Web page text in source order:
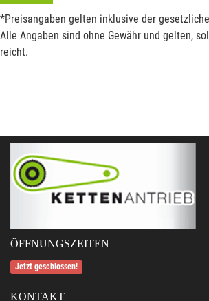
*Preisangaben gelten inklusive der
Alle Angaben sind ohne Gewähr und gelten,
reicht.
ÖFFNUNGSZEITEN
Jetzt geschlossen!
KONTAKT